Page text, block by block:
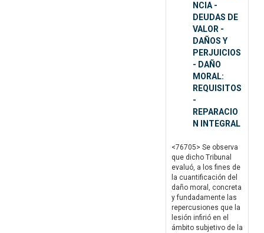
NCIA -
DEUDAS DE
VALOR -
DAÑOS Y
PERJUICIOS
- DAÑO
MORAL:
REQUISITOS
-
REPARACIO
N INTEGRAL
<76705> Se observa
que dicho Tribunal
evaluó, a los fines de
la cuantificación del
daño moral, concreta
y fundadamente las
repercusiones que la
lesión infirió en el
ámbito subjetivo de la